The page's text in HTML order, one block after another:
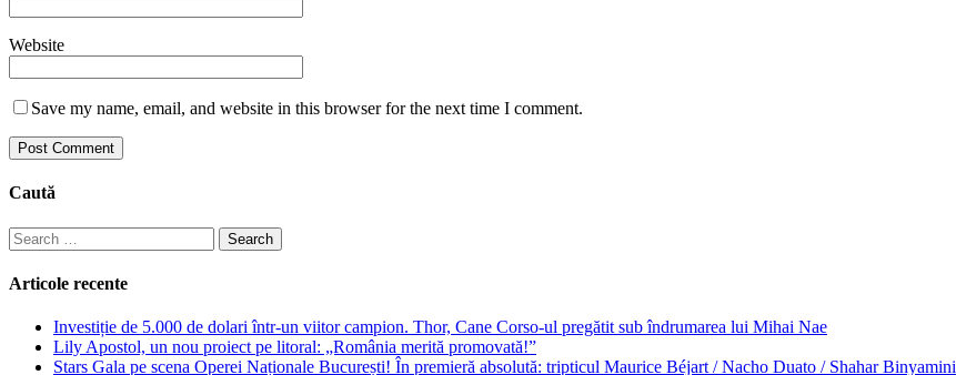
Website
Save my name, email, and website in this browser for the next time I comment.
Caută
Search
for:
Articole recente
Investiție de 5.000 de dolari într-un viitor campion. Thor, Cane Corso-ul pregătit sub îndrumarea lui Mihai Nae
Lily Apostol, un nou proiect pe litoral: „România merită promovată!”
Stars Gala pe scena Operei Naționale București! În premieră absolută: tripticul Maurice Béjart / Nacho Duato / Shahar Binyamini